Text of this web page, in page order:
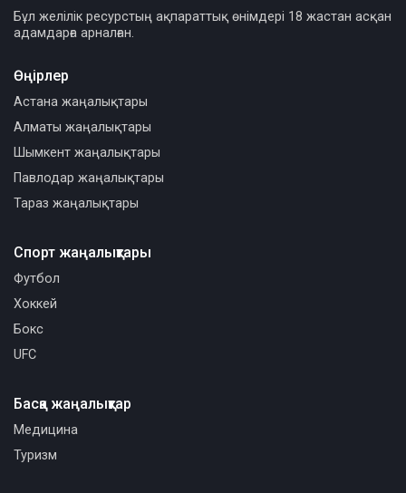
Бұл желілік ресурстың ақпараттық өнімдері 18 жастан асқан
адамдарға арналған.
Өңірлер
Астана жаңалықтары
Алматы жаңалықтары
Шымкент жаңалықтары
Павлодар жаңалықтары
Тараз жаңалықтары
Спорт жаңалықтары
Футбол
Хоккей
Бокс
UFC
Басқа жаңалықтар
Медицина
Туризм